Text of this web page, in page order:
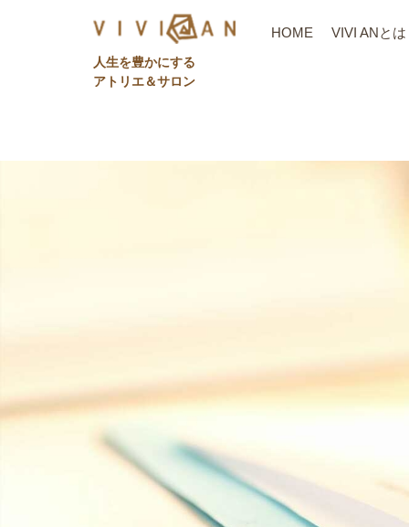
⼈⽣を豊かにする
アトリエ＆サロン
HOME VIVI ANとは